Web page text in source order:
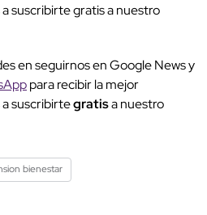
suscribirte gratis a nuestro
en seguirnos en Google News y
para recibir la mejor
suscribirtegratisa nuestro
bienestar